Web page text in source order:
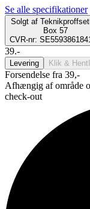
Se alle specifikationer
Solgt af
Box 57
CVR-nr:
39.-
Levering Klik & Hent
Forsendelse fra 39,-
Afhængig af område
check-out